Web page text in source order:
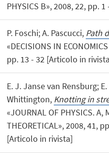
PHYSICS B», 2008, 22, pp.
P. Foschi; A. Pascucci, Path
«DECISIONS IN
pp. 13 - 32 [Articolo in
E. J. Janse van Rensburg;
Whittington, Knotting in
«JOURNAL OF PHYSICS. A,
THEORETICAL», 2008, 41,
[Articolo in rivista]